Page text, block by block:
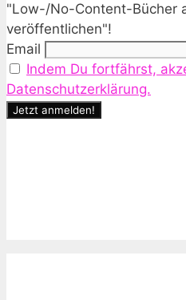
"Low-/No-Content-Bücher
veröffentlichen"!
Email
Indem Du fortfährst,
Datenschutzerklärung.